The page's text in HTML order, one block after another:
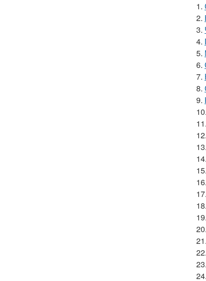
1.
2.
3.
4.
5.
6.
7.
8.
9.
10.
11.
12.
13.
14.
15.
16.
17.
18.
19.
20.
21.
22.
23.
24.